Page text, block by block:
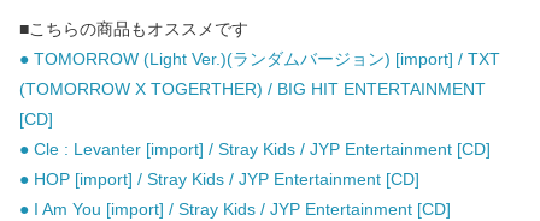
■こちらの商品もオススメです
● TOMORROW (Light Ver.)(ランダムバージョン) [import] / TXT
(TOMORROW X TOGERTHER) / BIG HIT ENTERTAINMENT
[CD]
● Cle : Levanter [import] / Stray Kids / JYP Entertainment [CD]
● HOP [import] / Stray Kids / JYP Entertainment [CD]
● I Am You [import] / Stray Kids / JYP Entertainment [CD]